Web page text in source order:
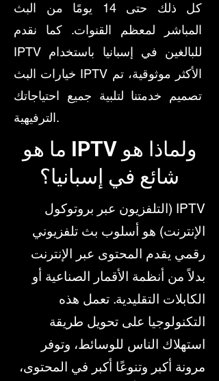
كل ذلك حتى 14 يومًا من البث
المباشر لمعظم القنوات. كما نقدم
IPTV للبالغين في إسبانيا باستخدام
خيارات البث IPTV الأكثر موثوقية، تم
تصميم خدمتنا لتلبية جميع احتياجاتك
الترفيهية.
ما هو IPTV ولماذا هو
شائع في إسبانيا؟
IPTV (التلفزيون عبر بروتوكول
الإنترنت) هو أسلوب بث تلفزيوني
رقمي يقدم المحتوى عبر الإنترنت
بدلاً من أنظمة الأقمار الصناعية أو
الكابلات التقليدية. تعمل هذه
التكنولوجيا على تحويل طريقة
استهلاك الناس للوسائط، وتوفر
مرونة أكبر وتنوعًا أكبر في المحتوى،